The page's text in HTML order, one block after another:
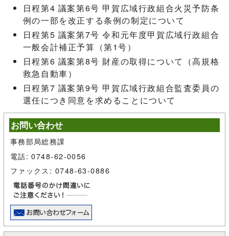
日程第4 議案第6号 甲賀広域行政組合火災予防条
例の一部を改正する条例の制定について
日程第5 議案第7号 令和元年度甲賀広域行政組合
一般会計補正予算（第1号）
日程第6 議案第8号 財産の取得について（高規格
救急自動車）
日程第7 議案第9号 甲賀広域行政組合監査委員の
選任につき同意を求めることについて
お問い合わせ
事務部局総務課
電話: 0748-62-0056
ファックス: 0748-63-0886